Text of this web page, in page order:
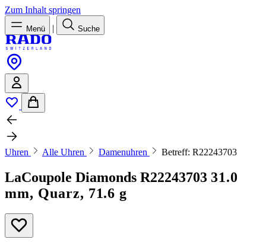
Zum Inhalt springen
Menü | Suche
Uhren Alle Uhren Damenuhren Betreff: R22243703
LaCoupole Diamonds R22243703 31.0
mm, Quarz, 71.6 g